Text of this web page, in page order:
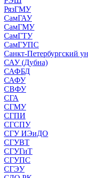
РязГМУ
СамГАУ
СамГМУ
СамГТУ
СамГУПС
Санкт-Петербургский
САУ (Дубна)
САФБД
САФУ
СВФУ
СГА
СГМУ
СГПИ
СГСПУ
СГУ ИЭиДО
СГУВТ
СГУГиТ
СГУПС
СГЭУ